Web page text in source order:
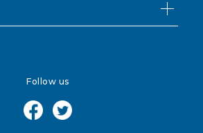
Follow us